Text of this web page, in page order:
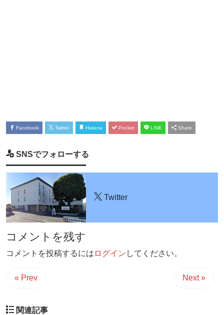
Facebook Twitter Hatena Pocket LINE Share
SNSでフォローする
Twitter
コメントを残す
コメントを投稿するには ログイン してください。
« Prev Next »
関連記事